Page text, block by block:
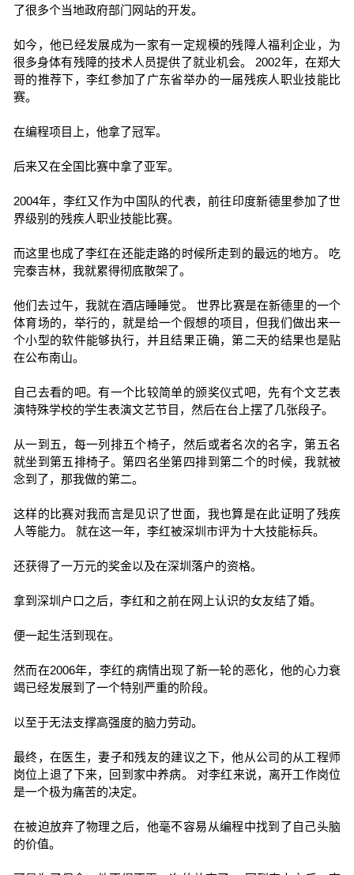
了很多个当地政府部门网站的开发。
如今，他已经发展成为一家有一定规模的残障人福利企业，为
很多身体有残障的技术人员提供了就业机会。 2002年，在郑大
哥的推荐下，李红参加了广东省举办的一届残疾人职业技能比
赛。
在编程项目上，他拿了冠军。
后来又在全国比赛中拿了亚军。
2004年，李红又作为中国队的代表，前往印度新德里参加了世
界级别的残疾人职业技能比赛。
而这里也成了李红在还能走路的时候所走到的最远的地方。 吃
完泰吉林，我就累得彻底散架了。
他们去过午，我就在酒店睡睡觉。 世界比赛是在新德里的一个
体育场的，举行的，就是给一个假想的项目，但我们做出来一
个小型的软件能够执行，并且结果正确，第二天的结果也是贴
在公布南山。
自己去看的吧。有一个比较简单的颁奖仪式吧，先有个文艺表
演特殊学校的学生表演文艺节目，然后在台上摆了几张段子。
从一到五，每一列排五个椅子，然后或者名次的名字，第五名
就坐到第五排椅子。第四名坐第四排到第二个的时候，我就被
念到了，那我做的第二。
这样的比赛对我而言是见识了世面，我也算是在此证明了残疾
人等能力。 就在这一年，李红被深圳市评为十大技能标兵。
还获得了一万元的奖金以及在深圳落户的资格。
拿到深圳户口之后，李红和之前在网上认识的女友结了婚。
便一起生活到现在。
然而在2006年，李红的病情出现了新一轮的恶化，他的心力衰
竭已经发展到了一个特别严重的阶段。
以至于无法支撑高强度的脑力劳动。
最终，在医生，妻子和残友的建议之下，他从公司的从工程师
岗位上退了下来，回到家中养病。 对李红来说，离开工作岗位
是一个极为痛苦的决定。
在被迫放弃了物理之后，他毫不容易从编程中找到了自己头脑
的价值。